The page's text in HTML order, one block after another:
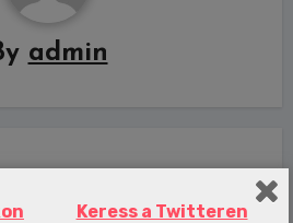
admin
Keress a Twitteren